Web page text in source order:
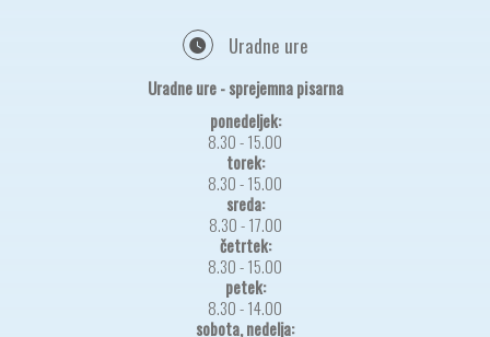
Uradne ure
Uradne ure - sprejemna pisarna
ponedeljek:
8.30 - 15.00
torek:
8.30 - 15.00
sreda:
8.30 - 17.00
četrtek:
8.30 - 15.00
petek:
8.30 - 14.00
sobota, nedelja: